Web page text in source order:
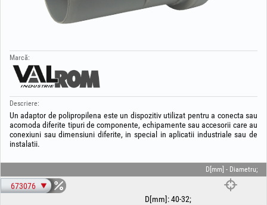
Marcă:
Descriere:
Un adaptor de polipropilena este un dispozitiv utilizat pentru a conecta sau
acomoda diferite tipuri de componente, echipamente sau accesorii care au
conexiuni sau dimensiuni diferite, in special in aplicatii industriale sau de
instalatii.
D[mm] - Diametru;
673076
D[mm]:40-32;